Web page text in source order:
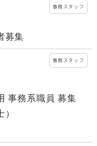
事務スタッフ
募集
事務スタッフ
事務系職員 募集